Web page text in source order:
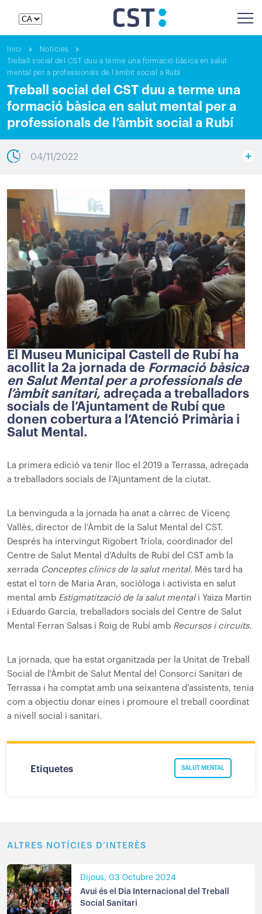
Inici
Notícies
Treball social del CST duu a terme una formació bàsica en salut
mental per a professionals de l’àmbit social a Rubí
Treball social del CST duu a terme una
formació bàsica en salut mental per a
professionals de l’àmbit social a Rubí
04/11/2022
El Museu Municipal Castell de Rubí ha
acollit la 2a jornada de Formació bàsica
en Salut Mental per a professionals de
l’àmbit sanitari, adreçada a treballadors
socials de l’Ajuntament de Rubí que
donen cobertura a l’Atenció Primària i
Salut Mental.
La primera edició va tenir lloc el 2019 a Terrassa, adreçada
a treballadors socials de l’Ajuntament de la ciutat.
La benvinguda a la jornada ha anat a càrrec de Vicenç
Vallès, director de l’Àmbit de la Salut Mental del CST.
Després ha intervingut Rigobert Triola, coordinador del
Centre de Salut Mental d’Adults de Rubí del CST amb la
xerrada Conceptes clínics de la salut mental. Més tard ha
estat el torn de Maria Aran, sociòloga i activista en salut
mental amb Estigmatització de la salut mentali Yaiza Martin
i Eduardo Garcia, treballadors socials del Centre de Salut
Mental Ferran Salsas i Roig de Rubí amb Recursos i circuits.
La jornada, que ha estat organitzada per la Unitat de Treball
Social de l’Àmbit de Salut Mental del Consorci Sanitari de
Terrassa i ha comptat amb una seixantena d’assistents, tenia
com a objectiu donar eines i promoure el treball coordinat
a nivell social i sanitari.
Etiquetes SALUT MENTAL
ALTRES NOTÍCIES D’INTERÈS
Dijous, 03 Octubre 2024
Avui és el Dia Internacional del Treball
Social Sanitari